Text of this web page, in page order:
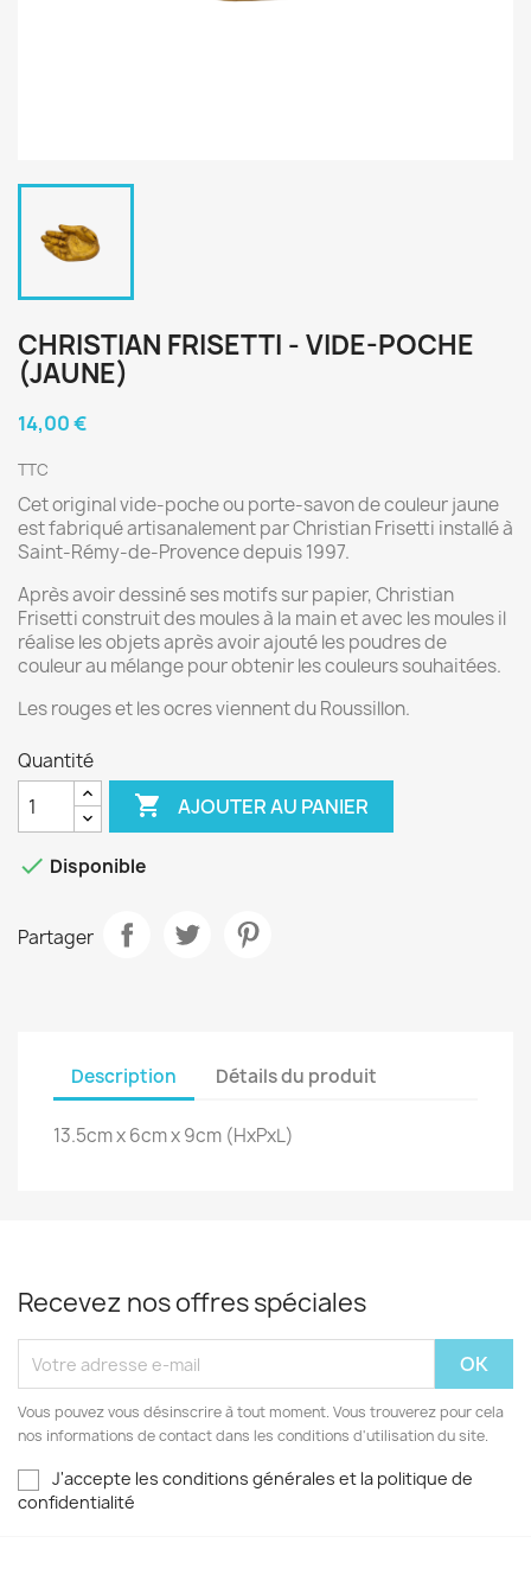
CHRISTIAN FRISETTI - VIDE-POCHE
(JAUNE)
14,00 €
TTC
Cet original vide-poche ou porte-savon de couleur jaune
est fabriqué artisanalement par Christian Frisetti installé à
Saint-Rémy-de-Provence depuis 1997.
Après avoir dessiné ses motifs sur papier, Christian
Frisetti construit des moules à la main et avec les moules il
réalise les objets après avoir ajouté les poudres de
couleur au mélange pour obtenir les couleurs souhaitées.
Les rouges et les ocres viennent du Roussillon.
Quantité
 AJOUTER AU PANIER
 Disponible
Partager
Description Détails du produit
13.5cm x 6cm x 9cm (HxPxL)
Recevez nos offres spéciales
Vous pouvez vous désinscrire à tout moment. Vous trouverez pour cela
nos informations de contact dans les conditions d'utilisation du site.
J'accepte les conditions générales et la politique de
confidentialité